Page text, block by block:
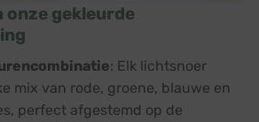
onze gekleurde
: Elk lichtsnoer
mix van rode, groene, blauwe en
perfect afgestemd op de